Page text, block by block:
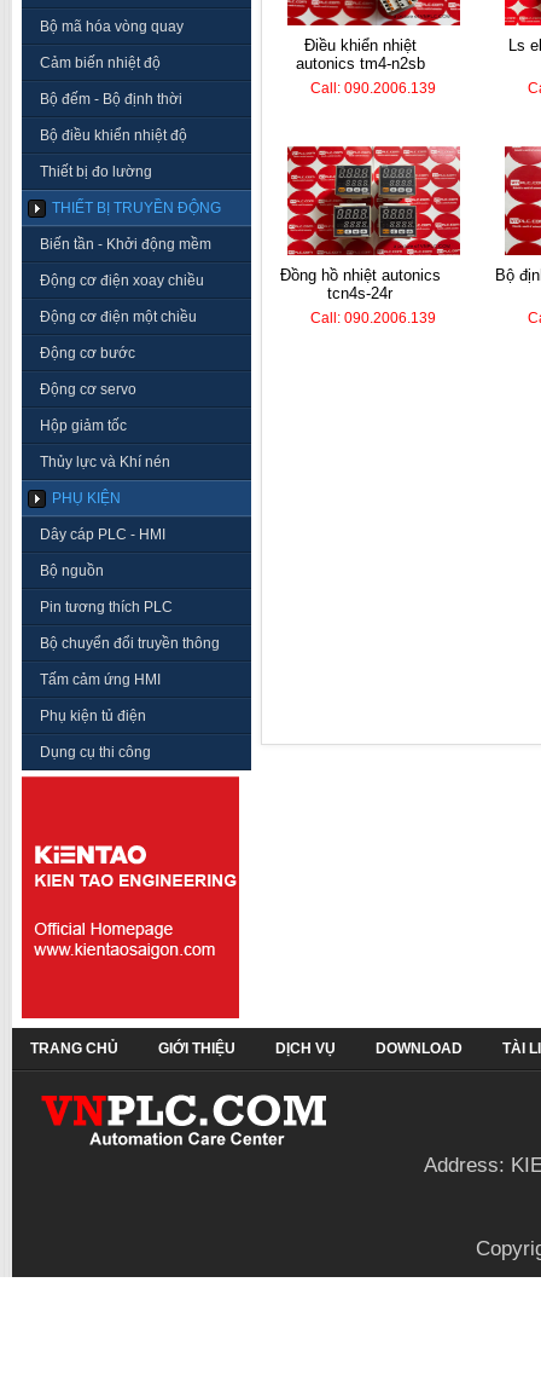
Bộ mã hóa vòng quay
Cảm biến nhiệt độ
Bộ đếm - Bộ định thời
Bộ điều khiển nhiệt độ
Thiết bị đo lường
THIẾT BỊ TRUYỀN ĐỘNG
Biến tần - Khởi động mềm
Động cơ điện xoay chiều
Động cơ điện một chiều
Động cơ bước
Động cơ servo
Hộp giảm tốc
Thủy lực và Khí nén
PHỤ KIỆN
Dây cáp PLC - HMI
Bộ nguồn
Pin tương thích PLC
Bộ chuyển đổi truyền thông
Tấm cảm ứng HMI
Phụ kiện tủ điện
Dụng cụ thi công
điều khiển nhiệt
autonics tm4-n2sb
Call: 090.2006.139
ls electric plc k7m-
đồng hồ nhiệt autonics
tcn4s-24r
Call: 090.2006.139
bộ định thời koino ktm-
TRANG CHỦ GIỚI THIỆU DỊCH VỤ DOWNLOAD TÀI
Address: